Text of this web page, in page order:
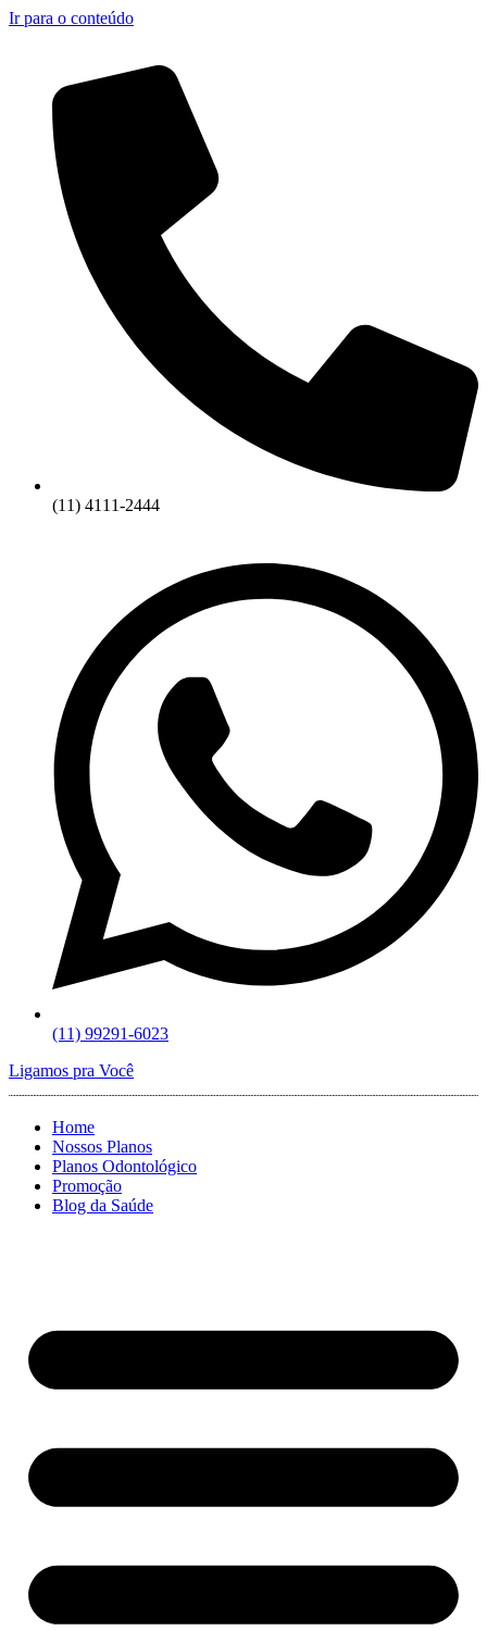
Ir para o conteúdo
(11) 4111-2444
(11) 99291-6023
Ligamos pra Você
Home
Nossos Planos
Planos Odontológico
Promoção
Blog da Saúde